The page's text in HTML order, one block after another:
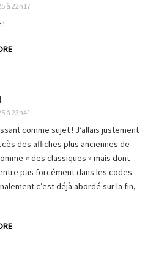
à 22h17
!
à 23h41
comme sujet ! J’allais justement
des affiches plus anciennes de
« des classiques » mais dont
pas forcément dans les codes
c’est déjà abordé sur la fin,